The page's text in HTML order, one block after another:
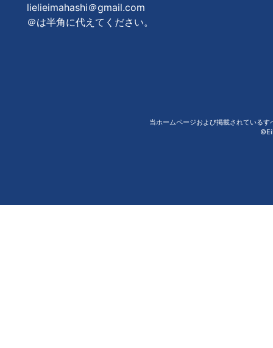
lielieimahashi＠gmail.com
＠は半角に代えてください。
当ホームページおよび掲載されている